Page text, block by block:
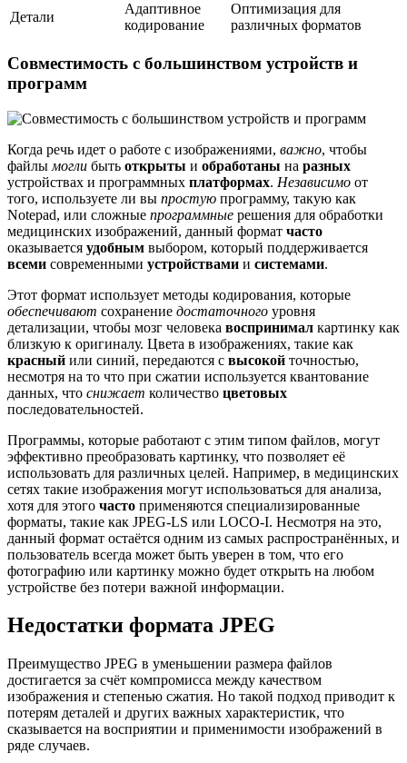
Детали
Адаптивное
кодирование
Оптимизация для
различных форматов
Совместимость с большинством устройств и
программ
Когда речь идет о работе с изображениями, важно, чтобы
файлы могли быть открыты и обработаны на разных
устройствах и программных платформах. Независимо от
того, используете ли вы простую программу, такую как
Notepad, или сложные программные решения для обработки
медицинских изображений, данный формат часто
оказывается удобным выбором, который поддерживается
всеми современными устройствами и системами.
Этот формат использует методы кодирования, которые
обеспечивают сохранение достаточного уровня
детализации, чтобы мозг человека воспринимал картинку как
близкую к оригиналу. Цвета в изображениях, такие как
красный или синий, передаются с высокой точностью,
несмотря на то что при сжатии используется квантование
данных, что снижает количество цветовых
последовательностей.
Программы, которые работают с этим типом файлов, могут
эффективно преобразовать картинку, что позволяет её
использовать для различных целей. Например, в медицинских
сетях такие изображения могут использоваться для анализа,
хотя для этого часто применяются специализированные
форматы, такие как JPEG-LS или LOCO-I. Несмотря на это,
данный формат остаётся одним из самых распространённых, и
пользователь всегда может быть уверен в том, что его
фотографию или картинку можно будет открыть на любом
устройстве без потери важной информации.
Недостатки формата JPEG
Преимущество JPEG в уменьшении размера файлов
достигается за счёт компромисса между качеством
изображения и степенью сжатия. Но такой подход приводит к
потерям деталей и других важных характеристик, что
сказывается на восприятии и применимости изображений в
ряде случаев.